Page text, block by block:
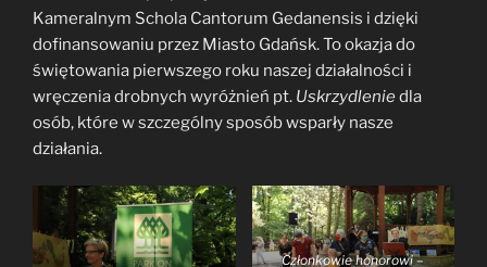
Kameralnym Schola Cantorum Gedanensis i dzięki
dofinansowaniu przez Miasto Gdańsk. To okazja do
świętowania pierwszego roku naszej działalności i
wręczenia drobnych wyróżnień pt. Uskrzydleniedla
osób, które w szczególny sposób wsparły nasze
działania.
Członkowie honorowi –